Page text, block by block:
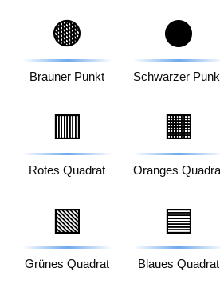
🟤
Brauner Punkt
⚫
Schwarzer
🟥
Rotes Quadrat
🟧
Oranges
🟩
Grünes Quadrat
🟦
Blaues Quadrat